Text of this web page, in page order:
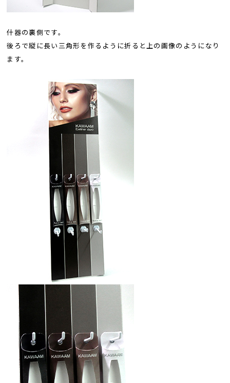
什器の裏側です。
後ろで縦に長い三角形を作るように折ると上の画像のようになり
ます。